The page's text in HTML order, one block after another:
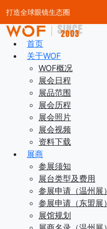
打造全球眼镜生态圈
首页
关于WOF
WOF概况
展会日程
展品范围
展会历程
展会照片
展会视频
资料下载
展商
参展须知
展台类型及费用
参展申请（温州展）
参展申请（东盟展）
展馆规划